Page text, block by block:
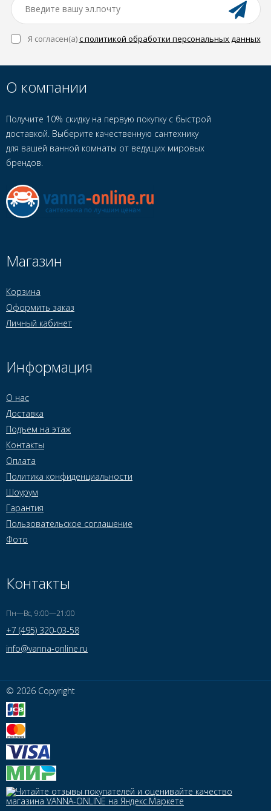
Я согласен(a)с политикой обработки персональных данных
О компании
Получите 10% скидку на первую покупку с быстрой
доставкой. Выберите качественную сантехнику
для вашей ванной комнаты от ведущих мировых
брендов.
Магазин
Корзина
Оформить заказ
Личный кабинет
Информация
О нас
Доставка
Подъем на этаж
Контакты
Оплата
Политика конфиденциальности
Шоурум
Гарантия
Пользовательское соглашение
Фото
Контакты
Пн—Вс, 9:00—21:00
+7 (495) 320-03-58
info@vanna-online.ru
© 2026 Copyright